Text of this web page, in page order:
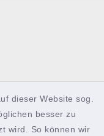
dieser Website sog.
besser zu
wird. So können wir